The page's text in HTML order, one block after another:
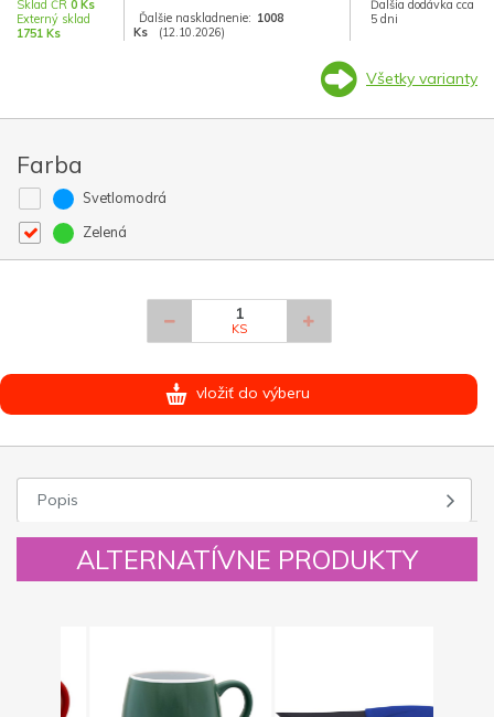
Sklad ČR 0 Ks
Externý sklad
1751 Ks
Ďalšie naskladnenie: 1008
Ks
(12.10.2026)
Ďalšia dodávka cca
5 dni
Všetky varianty
Farba
Svetlomodrá
Zelená
KS
vložiť do výberu
Popis
ALTERNATÍVNE PRODUKTY